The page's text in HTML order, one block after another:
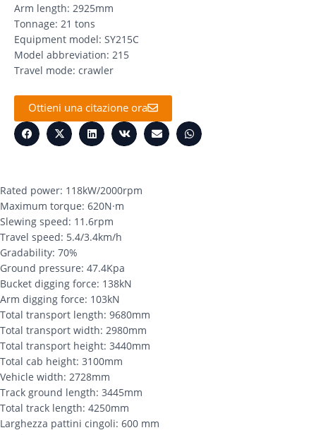
Arm length: 2925mm
Tonnage: 21 tons
Equipment model: SY215C
Model abbreviation: 215
Travel mode: crawler
Ottieni una citazione ora
Rated power: 118kW/2000rpm
Maximum torque: 620N·m
Slewing speed: 11.6rpm
Travel speed: 5.4/3.4km/h
Gradability: 70%
Ground pressure: 47.4Kpa
Bucket digging force: 138kN
Arm digging force: 103kN
Total transport length: 9680mm
Total transport width: 2980mm
Total transport height: 3440mm
Total cab height: 3100mm
Vehicle width: 2728mm
Track ground length: 3445mm
Total track length: 4250mm
Larghezza pattini cingoli: 600 mm